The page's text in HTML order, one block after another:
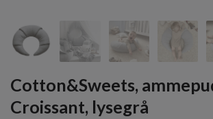
Cotton&Sweets,
Croissant, lysegrå